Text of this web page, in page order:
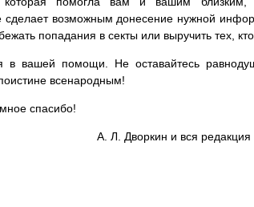
сделает возможным донесение нужной
попадания в секты или выручить тех,
вашей помощи. Не оставайтесь
всенародным!
спасибо!
А. Л. Дворкин и вся